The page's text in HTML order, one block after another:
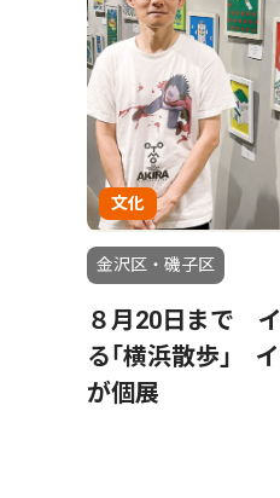
文化
金沢区・磯子区
８月20日まで
る｢横浜散歩｣
が個展